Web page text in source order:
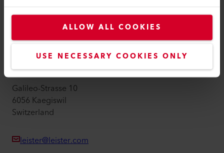
ALLOW ALL COOKIES
USE NECESSARY COOKIES ONLY
Informativa sulla privacy
Informazioni editoriali
Leister AG
Galileo-Strasse 10
6056 Kaegiswil
Switzerland
leister@leister.com